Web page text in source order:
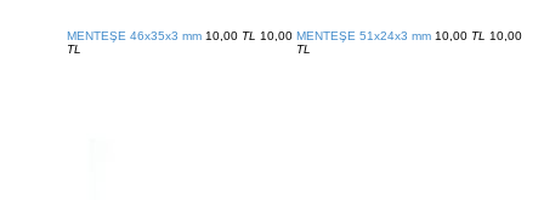
MENTEŞE 46x35x3 mm 10,00 TL
10,00
TL
MENTEŞE 51x24x3 mm 10,00 TL
10,00
TL